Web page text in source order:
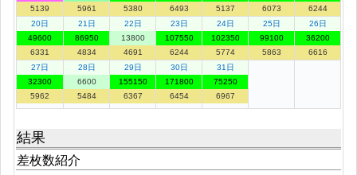
5139
5961
5380
6493
5137
6073
6244
20日
49600
6331
21日
86950
4834
22日
13800
4691
23日
107550
6244
24日
102350
5774
25日
99100
5863
26日
36200
6616
27日
32300
5962
28日
6600
5484
29日
155150
6367
30日
171800
6454
31日
75250
6967
結果
差枚数紹介